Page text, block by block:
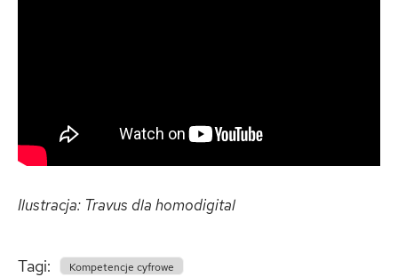
Ilustracja: Travus dla homodigital
Tagi: Kompetencje cyfrowe